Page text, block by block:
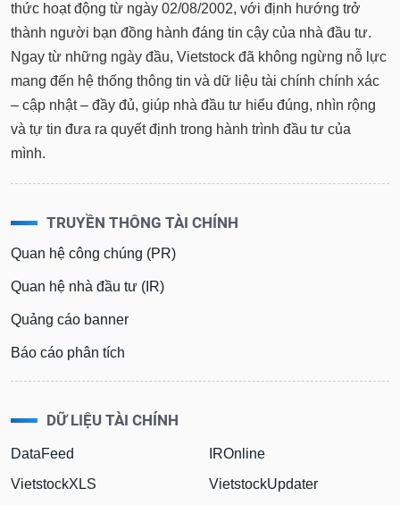
thức hoạt động từ ngày 02/08/2002, với định hướng trở
thành người bạn đồng hành đáng tin cậy của nhà đầu tư.
Ngay từ những ngày đầu, Vietstock đã không ngừng nỗ lực
mang đến hệ thống thông tin và dữ liệu tài chính chính xác
– cập nhật – đầy đủ, giúp nhà đầu tư hiểu đúng, nhìn rộng
và tự tin đưa ra quyết định trong hành trình đầu tư của
mình.
TRUYỀN THÔNG TÀI CHÍNH
Quan hệ công chúng (PR)
Quan hệ nhà đầu tư (IR)
Quảng cáo banner
Báo cáo phân tích
DỮ LIỆU TÀI CHÍNH
DataFeed
VietstockXLS
IROnline
VietstockUpdater